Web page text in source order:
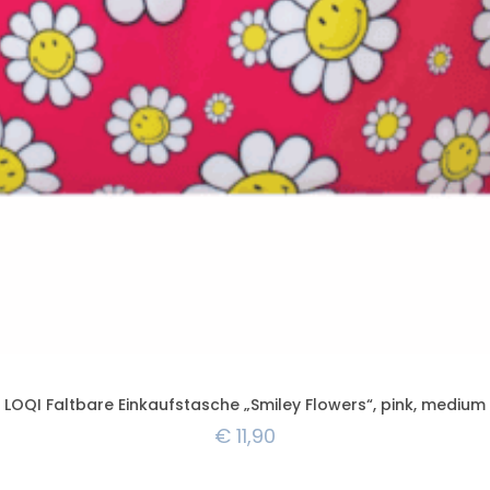
LOQI Faltbare Einkaufstasche „Smiley Flowers“, pink, medium
€ 11,90